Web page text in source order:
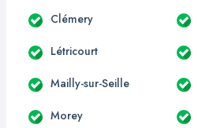
Clémery
Létricourt
Mailly-sur-Seille
Morey